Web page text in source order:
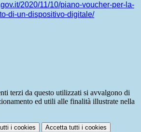
it/2020/11/10/piano-voucher-per-la-
di-un-dispositivo-digitale/
terzi da questo utilizzati si avvalgono di
ed utili alle finalità illustrate nella
i cookies Accetta tutti i cookies